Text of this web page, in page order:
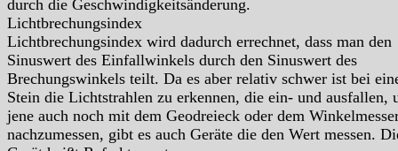
durch die Geschwindigkeitsänderung.
Lichtbrechungsindex
Lichtbrechungsindex wird dadurch errechnet, dass man den
Sinuswert des Einfallwinkels durch den Sinuswert des
Brechungswinkels teilt. Da es aber relativ schwer ist bei
Stein die Lichtstrahlen zu erkennen, die ein- und ausfallen,
jene auch noch mit dem Geodreieck oder dem
nachzumessen, gibt es auch Geräte die den Wert messen.